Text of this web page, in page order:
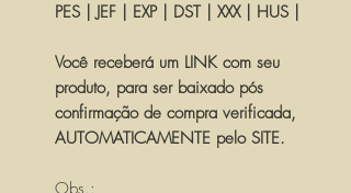
PES | JEF | EXP | DST | XXX | HUS |
Você receberá um LINK com seu
produto, para ser baixado pós
confirmação de compra verificada,
AUTOMATICAMENTE pelo SITE.